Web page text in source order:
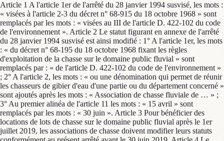
Article 1 A l'article 1er de l'arrêté du 28 janvier 1994 susvisé, les mots :
« visées à l'article 2-3 du décret n° 68-915 du 18 octobre 1968 » sont
remplacés par les mots : « visées au III de l'article D. 422-102 du code
de l'environnement ». Article 2 Le statut figurant en annexe de l'arrêté
du 28 janvier 1994 susvisé est ainsi modifié : 1° A l'article 1er, les mots
: « du décret n° 68-195 du 18 octobre 1968 fixant les règles
d'exploitation de la chasse sur le domaine public fluvial » sont
remplacés par : « de l'article D. 422-102 du code de l'environnement »
; 2° A l'article 2, les mots : « ou une dénomination qui permet de réunir
les chasseurs de gibier d'eau d'une partie ou du département concerné »
sont ajoutés après les mots : « Association de chasse fluviale de … » ;
3° Au premier alinéa de l'article 11 les mots : « 15 avril » sont
remplacés par les mots : « 30 juin ». Article 3 Pour bénéficier des
locations de lots de chasse sur le domaine public fluvial après le 1er
juillet 2019, les associations de chasse doivent modifier leurs statuts